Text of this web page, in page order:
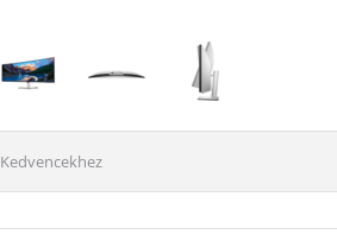
Kedvencekhez